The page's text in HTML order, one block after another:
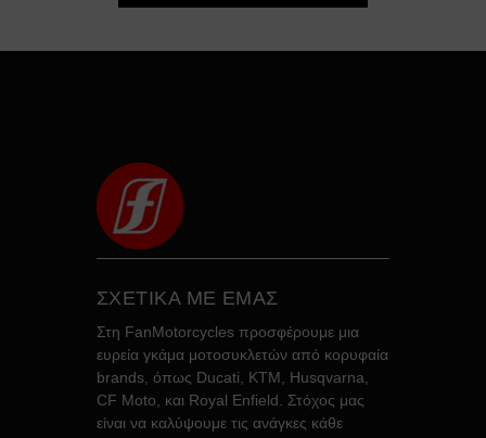
ΣΧΕΤΙΚΑ ΜΕ ΕΜΑΣ
Στη FanMotorcycles προσφέρουμε μια
ευρεία γκάμα μοτοσυκλετών από κορυφαία
brands, όπως Ducati, KTM, Husqvarna,
CF Moto, και Royal Enfield. Στόχος μας
είναι να καλύψουμε τις ανάγκες κάθε